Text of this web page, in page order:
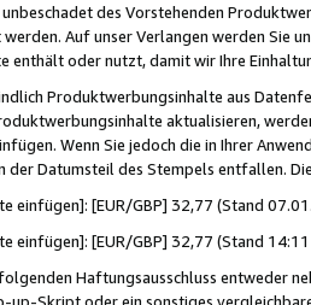
des Vorstehenden
Auf unser Verlangen werden Sie
enthält oder nutzt, damit wir Ihre
Produktwerbungsinhalte aus
aktualisieren,
Wenn Sie jedoch die in Ihrer
der Datumsteil des Stempels entfallen.
einfügen]: [EUR/GBP] 32,77 (Stand
einfügen]: [EUR/GBP] 32,77 (Stand
Haftungsausschluss entweder
up-Skript oder ein sonstiges